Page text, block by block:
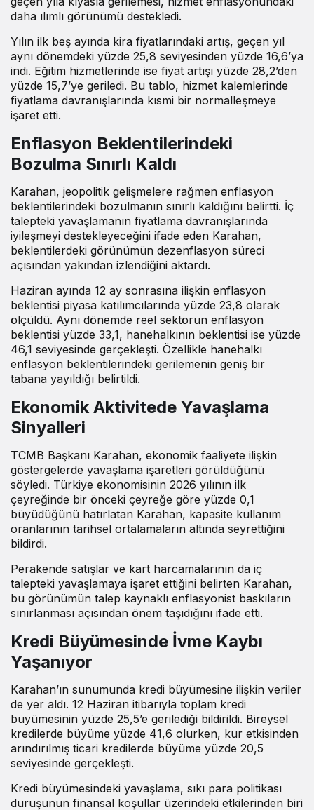
daha ılımlı görünümü destekledi.
Yılın ilk beş ayında kira fiyatlarındaki artış, geçen yıl
aynı dönemdeki yüzde 25,8 seviyesinden yüzde 16,6’ya
indi. Eğitim hizmetlerinde ise fiyat artışı yüzde 28,2’den
yüzde 15,7’ye geriledi. Bu tablo, hizmet kalemlerinde
fiyatlama davranışlarında kısmi bir normalleşmeye
işaret etti.
Enflasyon Beklentilerindeki
Bozulma Sınırlı Kaldı
Karahan, jeopolitik gelişmelere rağmen enflasyon
beklentilerindeki bozulmanın sınırlı kaldığını belirtti. İç
talepteki yavaşlamanın fiyatlama davranışlarında
iyileşmeyi destekleyeceğini ifade eden Karahan,
beklentilerdeki görünümün dezenflasyon süreci
açısından yakından izlendiğini aktardı.
Haziran ayında 12 ay sonrasına ilişkin enflasyon
beklentisi piyasa katılımcılarında yüzde 23,8 olarak
ölçüldü. Aynı dönemde reel sektörün enflasyon
beklentisi yüzde 33,1, hanehalkının beklentisi ise yüzde
46,1 seviyesinde gerçekleşti. Özellikle hanehalkı
enflasyon beklentilerindeki gerilemenin geniş bir
tabana yayıldığı belirtildi.
Ekonomik Aktivitede Yavaşlama
Sinyalleri
TCMB Başkanı Karahan, ekonomik faaliyete ilişkin
göstergelerde yavaşlama işaretleri görüldüğünü
söyledi. Türkiye ekonomisinin 2026 yılının ilk
çeyreğinde bir önceki çeyreğe göre yüzde 0,1
büyüdüğünü hatırlatan Karahan, kapasite kullanım
oranlarının tarihsel ortalamaların altında seyrettiğini
bildirdi.
Perakende satışlar ve kart harcamalarının da iç
talepteki yavaşlamaya işaret ettiğini belirten Karahan,
bu görünümün talep kaynaklı enflasyonist baskıların
sınırlanması açısından önem taşıdığını ifade etti.
Kredi Büyümesinde İvme Kaybı
Yaşanıyor
Karahan’ın sunumunda kredi büyümesine ilişkin veriler
de yer aldı. 12 Haziran itibarıyla toplam kredi
büyümesinin yüzde 25,5’e gerilediği bildirildi. Bireysel
kredilerde büyüme yüzde 41,6 olurken, kur etkisinden
arındırılmış ticari kredilerde büyüme yüzde 20,5
seviyesinde gerçekleşti.
Kredi büyümesindeki yavaşlama, sıkı para politikası
duruşunun finansal koşullar üzerindeki etkilerinden biri